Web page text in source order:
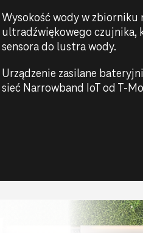
Wysokość wody w zbiorniku
ultradźwiękowego czujnika,
sensora do lustra wody.
Urządzenie zasilane
sieć Narrowband IoT od